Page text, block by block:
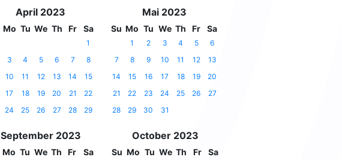
April 2023
Mo Tu We Th Fr Sa
1
3 4 5 6 7
8
10 11 12 13 14
15
17 18 19 20 21
22
24 25 26 27 28 29
Mai 2023
Su Mo Tu We Th Fr Sa
1 2 3 4 5
6
7
8 9 10 11 12
13
14
15 16 17 18 19
20
21
22 23 24 25 26
27
28
29 30 31
September 2023
Mo Tu We Th Fr Sa
October 2023
Su Mo Tu We Th Fr Sa